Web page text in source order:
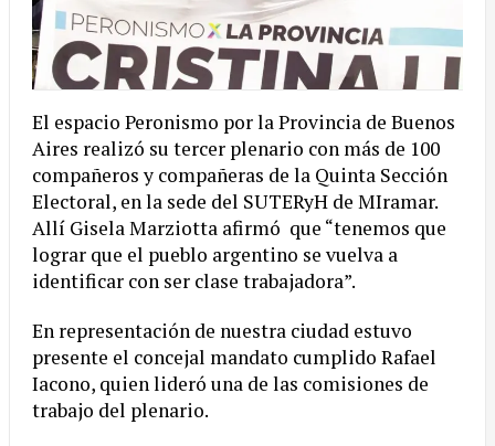
El espacio Peronismo por la Provincia de Buenos
Aires realizó su tercer plenario con más de 100
compañeros y compañeras de la Quinta Sección
Electoral, en la sede del SUTERyH de MIramar.
Allí Gisela Marziotta afirmó que “tenemos que
lograr que el pueblo argentino se vuelva a
identificar con ser clase trabajadora”.
En representación de nuestra ciudad estuvo
presente el concejal mandato cumplido Rafael
Iacono, quien lideró una de las comisiones de
trabajo del plenario.